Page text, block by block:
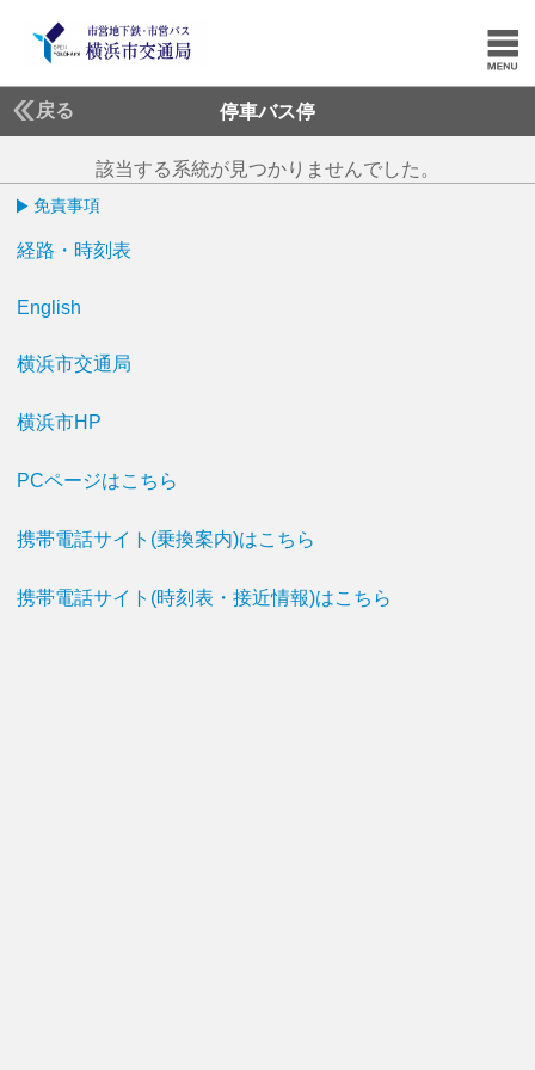
戻る 停車バス停
該当する系統が見つかりませんでした。
免責事項
経路・時刻表
English
横浜市交通局
横浜市HP
PCページはこちら
携帯電話サイト(乗換案内)はこちら
携帯電話サイト(時刻表・接近情報)はこちら